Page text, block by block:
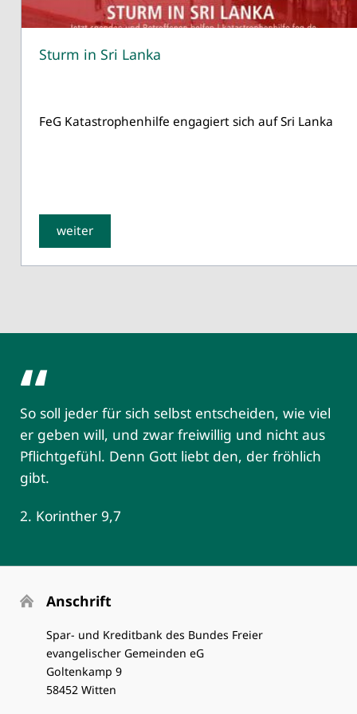
Sturm in Sri Lanka
FeG Katastrophenhilfe engagiert sich auf Sri Lanka
weiter
So soll jeder für sich selbst entscheiden, wie viel
er geben will, und zwar freiwillig und nicht aus
Pflichtgefühl. Denn Gott liebt den, der fröhlich
gibt.
2. Korinther 9,7
Anschrift
Spar- und Kreditbank des Bundes Freier
evangelischer Gemeinden eG
Goltenkamp 9
58452 Witten